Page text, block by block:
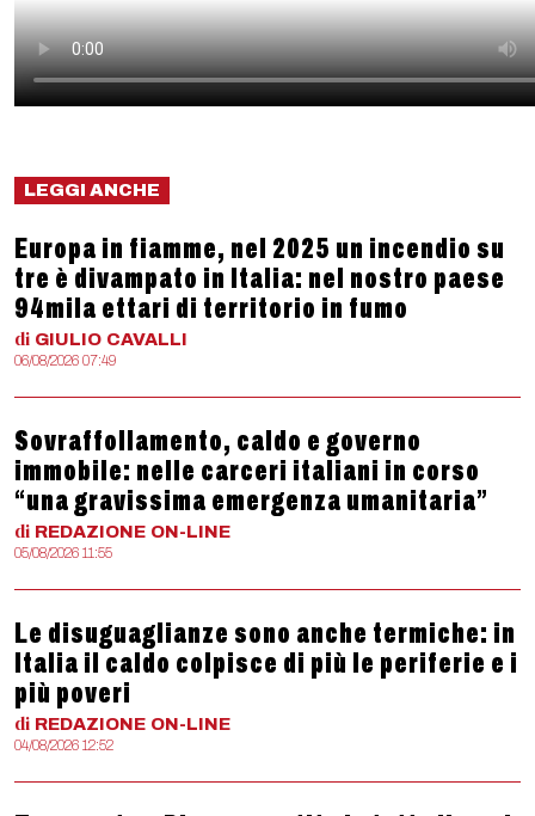
LEGGI ANCHE
Europa in fiamme, nel 2025 un incendio su
tre è divampato in Italia: nel nostro paese
94mila ettari di territorio in fumo
di GIULIO CAVALLI
06/08/2026 07:49
Sovraffollamento, caldo e governo
immobile: nelle carceri italiani in corso
“una gravissima emergenza umanitaria”
di REDAZIONE ON-LINE
05/08/2026 11:55
Le disuguaglianze sono anche termiche: in
Italia il caldo colpisce di più le periferie e i
più poveri
di REDAZIONE ON-LINE
04/08/2026 12:52